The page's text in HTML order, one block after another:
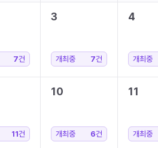
7건
3
개최중 7건
4
개최중
11건
10
개최중 6건
11
개최중